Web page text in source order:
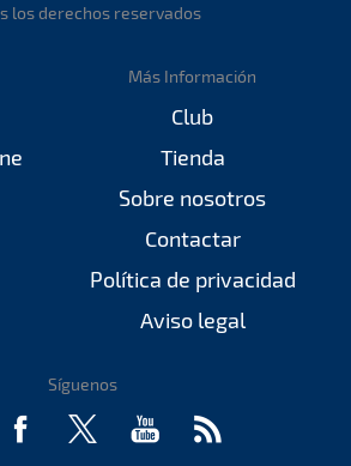
los derechos reservados
Más Información
Club
Tienda
Sobre nosotros
Contactar
Política de privacidad
Aviso legal
Síguenos